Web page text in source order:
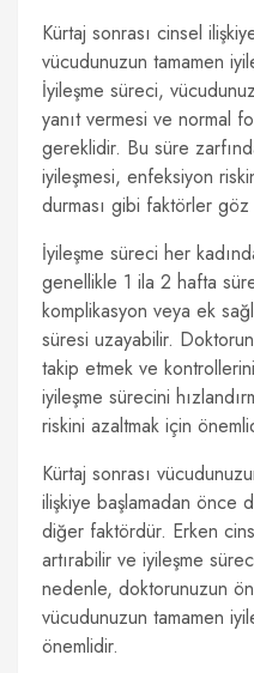
Kürtaj sonrası cinsel
vücudunuzun tamamen
İyileşme süreci,
yanıt vermesi ve normal
gereklidir. Bu süre
iyileşmesi, enfeksiyon
durması gibi faktörler göz
İyileşme süreci her
genellikle 1 ila 2 hafta
komplikasyon veya ek
süresi uzayabilir.
takip etmek ve
iyileşme sürecini
riskini azaltmak için
Kürtaj sonrası
ilişkiye başlamadan önce
diğer faktördür. Erken
artırabilir ve iyileşme
nedenle, doktorunuzun
vücudunuzun tamamen
önemlidir.